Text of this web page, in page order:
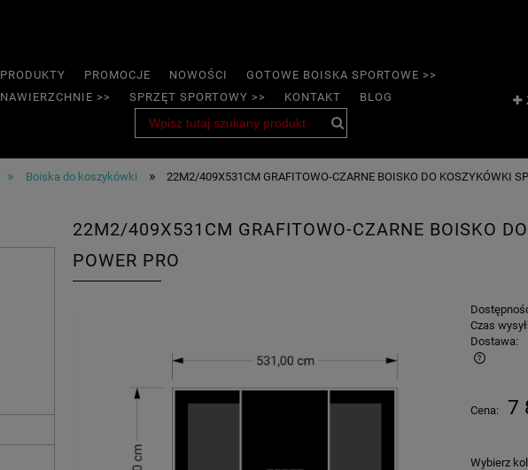
PRODUKTY PROMOCJE NOWOŚCI
GOTOWE BOISKA SPORTOWE >>
NAWIERZCHNIE >>
SPRZĘT SPORTOWY >> KONTAKT BLOG
» Boiska do koszykówki » 22M2/409X531CM GRAFITOWO-CZARNE BOISKO DO KOSZYKÓWKI
22M2/409X531CM GRAFITOWO-CZARNE BOISKO
POWER PRO
Czas
Dostawa:
Cena: 7
Wybierz